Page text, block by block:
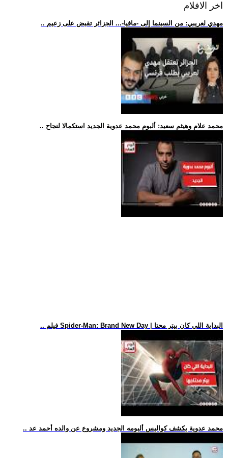
اخر الافلام
.. مهدي لعريبي: من السينما إلى -مافيا-... الجزائر تقبض على زعيم
.. محمد علام وهيثم سعيد: ألبوم محمد عدوية الجديد استكمالا لنجاح
.. فيلم Spider-Man: Brand New Day | البداية اللي كان بيتر محتا
.. محمد عدوية يكشف كواليس ألبومه الجديد ومشروع عن والده أحمد عد